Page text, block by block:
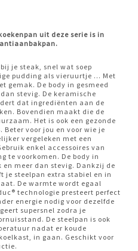
uit deze serie is in
antiaanbakpan.
je steak, snel wat soep
pudding als vieruurtje ... Met
gemak. De body in gesmeed
stevig. De keramische
dat ingrediënten aan de
Bovendien maakt die de
Het is ook een gezonde
Beter voor jou en voor wie je
vergeleken met een
enkel accessoires van
te voorkomen. De body in
meer dan stevig. Dankzij de
je steelpan extra stabiel en in
De warmte wordt egaal
technologie presteert perfect
energie nodig voor dezelfde
supersnel zodra je
De steelpan is ook
nadat er koude
in gaan. Geschikt voor